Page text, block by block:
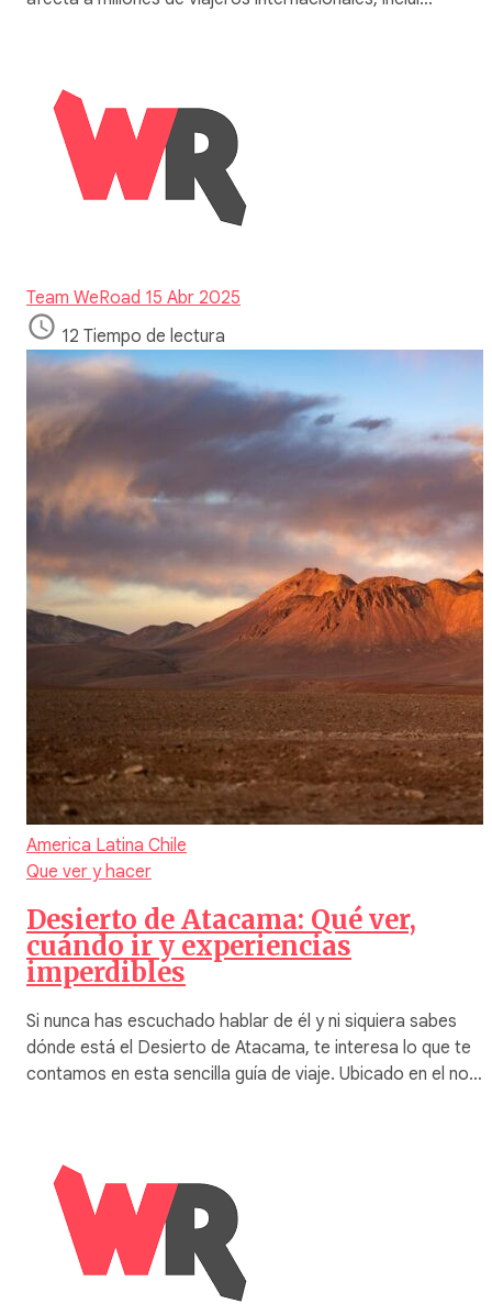
Team WeRoad 15 Abr 2025
12 Tiempo de lectura
America Latina Chile
Que ver y hacer
Desierto de Atacama: Qué ver,
cuándo ir y experiencias
imperdibles
Si nunca has escuchado hablar de él y ni siquiera sabes
dónde está el Desierto de Atacama, te interesa lo que te
contamos en esta sencilla guía de viaje. Ubicado en el no…